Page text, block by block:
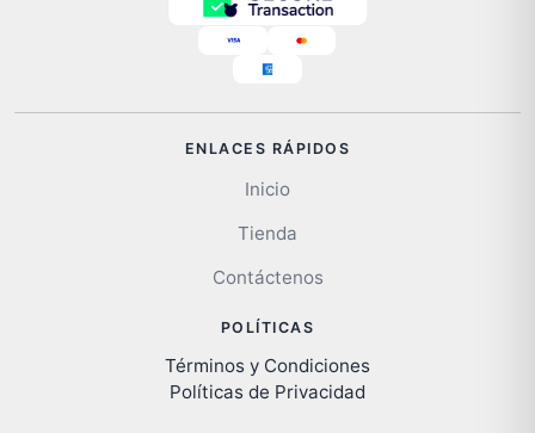
ENLACES RÁPIDOS
Inicio
Tienda
Contáctenos
POLÍTICAS
Términos y Condiciones
Políticas de Privacidad